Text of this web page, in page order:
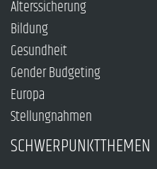
Alterssicherung
Bildung
Gesundheit
Gender Budgeting
Europa
Stellungnahmen
SCHWERPUNKTTHEMEN